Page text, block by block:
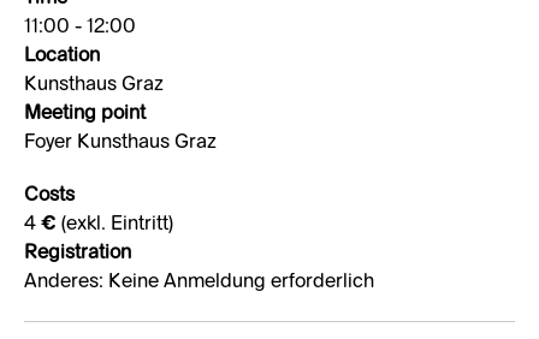
11:00 - 12:00
Location
Kunsthaus Graz
Meeting point
Foyer Kunsthaus Graz
Costs
4 € (exkl. Eintritt)
Registration
Anderes: Keine Anmeldung erforderlich